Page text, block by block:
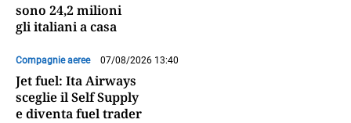
sono 24,2 milioni
gli italiani a casa
Compagnie aeree 07/08/2026 13:40
Jet fuel: Ita Airways
sceglie il Self Supply
e diventa fuel trader